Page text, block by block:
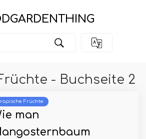
- Buchseite 2
Früchte
man